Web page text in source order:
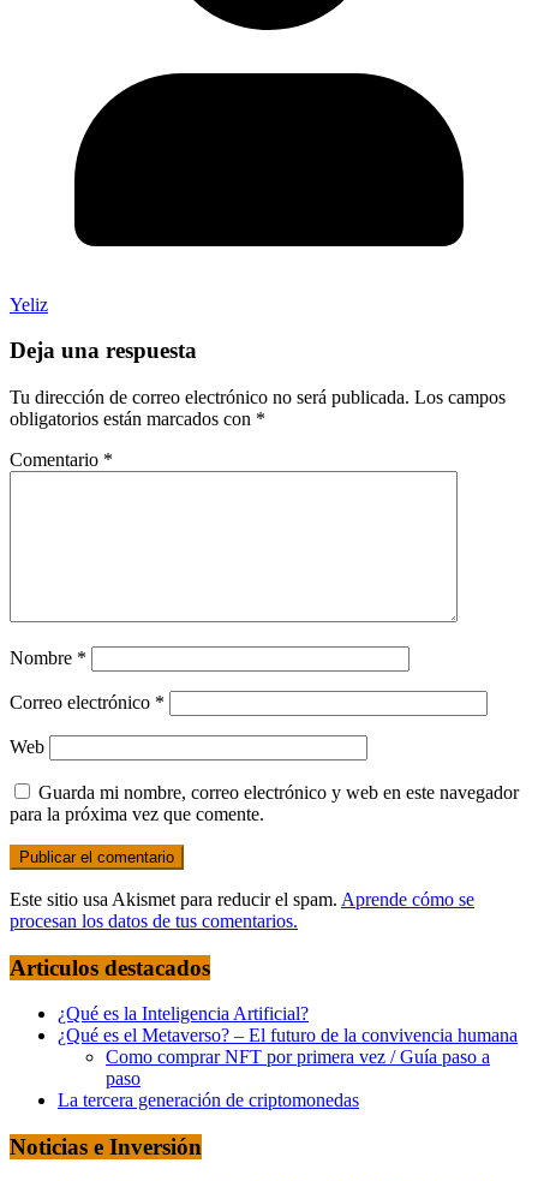
Yeliz
Deja una respuesta
Tu dirección de correo electrónico no será publicada. Los campos
obligatorios están marcados con *
Comentario *
Nombre *
Correo electrónico *
Web
Guarda mi nombre, correo electrónico y web en este navegador
para la próxima vez que comente.
Este sitio usa Akismet para reducir el spam. Aprende cómo se
procesan los datos de tus comentarios.
Articulos destacados
¿Qué es la Inteligencia Artificial?
¿Qué es el Metaverso? – El futuro de la convivencia humana
Como comprar NFT por primera vez / Guía paso a
paso
La tercera generación de criptomonedas
Noticias e Inversión